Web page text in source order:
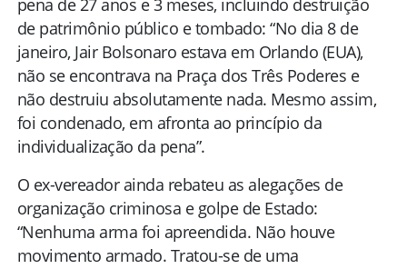
pena de 27 anos e 3 meses, incluindo destruição
de patrimônio público e tombado: “No dia 8 de
janeiro, Jair Bolsonaro estava em Orlando (EUA),
não se encontrava na Praça dos Três Poderes e
não destruiu absolutamente nada. Mesmo assim,
foi condenado, em afronta ao princípio da
individualização da pena”.
O ex-vereador ainda rebateu as alegações de
organização criminosa e golpe de Estado:
“Nenhuma arma foi apreendida. Não houve
movimento armado. Tratou-se de uma